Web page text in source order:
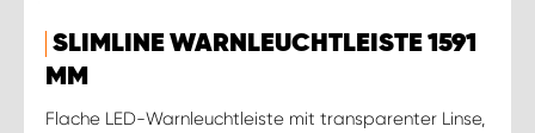
SLIMLINE WARNLEUCHTLEISTE 1591
MM
Flache LED-Warnleuchtleiste mit transparenter Linse,